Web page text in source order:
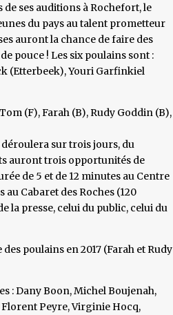
ses auditions à Rochefort, le
du pays au talent prometteur
auront la chance de faire des
pouce ! Les six poulains sont :
(Etterbeek), Youri Garfinkiel
(F), Farah (B), Rudy Goddin (B),
sur trois jours, du
auront trois opportunités de
de 5 et de 12 minutes au Centre
Cabaret des Roches (120
la presse, celui du public, celui du
poulains en 2017 (Farah et Rudy
: Dany Boon, Michel Boujenah,
Peyre, Virginie Hocq,